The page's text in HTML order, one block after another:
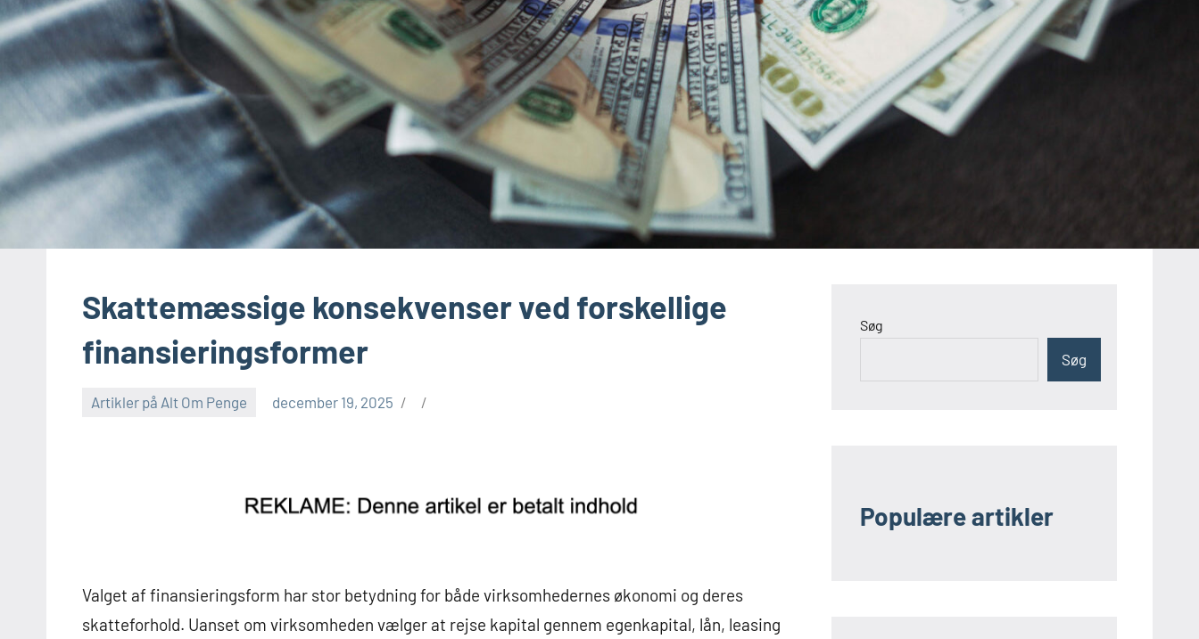
Skattemæssige konsekvenser ved forskellige
finansieringsformer
Artikler på Alt Om Penge december 19, 2025
Valget af finansieringsform har stor betydning for både virksomhedernes økonomi og deres
skatteforhold. Uanset om virksomheden vælger at rejse kapital gennem egenkapital, lån, leasing
Søg
Søg
Populære artikler